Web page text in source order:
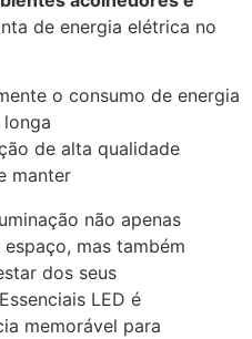
de energia elétrica no
o consumo de energia
de alta qualidade
manter
não apenas
mas também
dos seus
LED é
memorável para